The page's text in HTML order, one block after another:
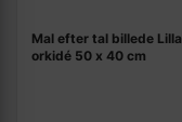
Mal efter tal billede Lilla
orkidé 50 x 40 cm